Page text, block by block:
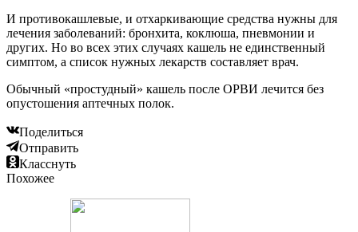
И противокашлевые, и отхаркивающие средства нужны для
лечения заболеваний: бронхита, коклюша, пневмонии и
других. Но во всех этих случаях кашель не единственный
симптом, а список нужных лекарств составляет врач.
Обычный «простудный» кашель после ОРВИ лечится без
опустошения аптечных полок.
Поделиться
Отправить
Класснуть
Похожее